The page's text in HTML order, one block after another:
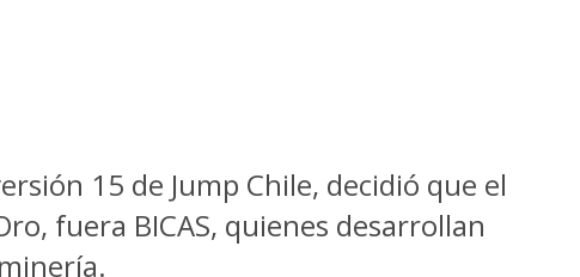
15 de Jump Chile, decidió que el
fuera BICAS, quienes desarrollan